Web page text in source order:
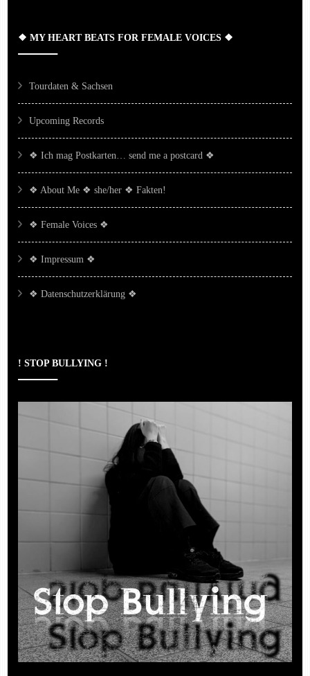
❖ MY HEART BEATS FOR FEMALE VOICES ❖
Tourdaten & Sachsen
Upcoming Records
❖ Ich mag Postkarten… send me a postcard ❖
❖ About Me ❖ she/her ❖ Fakten!
❖ Female Voices ❖
❖ Impressum ❖
❖ Datenschutzerklärung ❖
! STOP BULLYING !